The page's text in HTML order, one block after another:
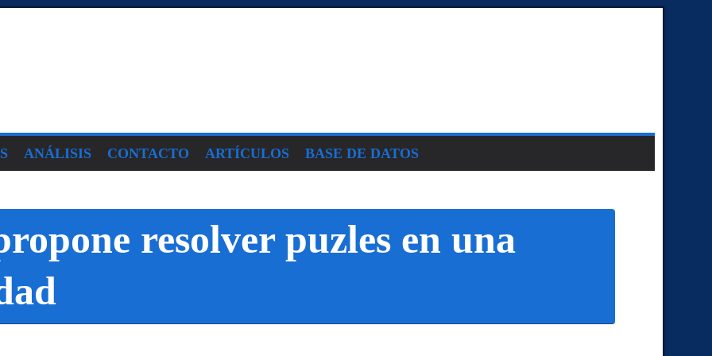
ANÁLISIS CONTACTO ARTÍCULOS BASE DE DATOS
resolver puzles en una